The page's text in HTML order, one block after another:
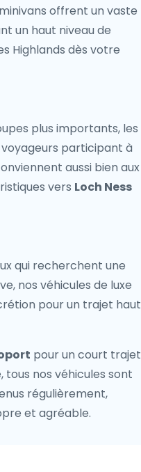
offrent un vaste
un haut niveau de
Highlands dès votre
plus importants, les
participant à
aussi bien aux
vers Loch Ness
qui recherchent une
nos véhicules de luxe
pour un trajet haut
pour un court trajet
nos véhicules sont
régulièrement,
et agréable.